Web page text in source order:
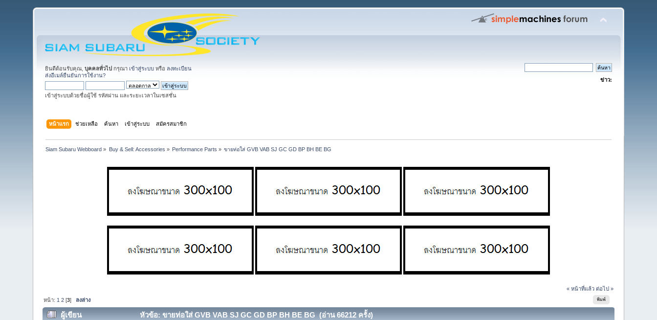
ยินดีต้อนรับคุณ,บุคคลทั่วไป กรุณา เข้าสู่ระบบ หรือ ลงทะเบียน
ส่งอีเมล์ยืนยันการใช้งาน?
เข้าสู่ระบบด้วยชื่อผู้ใช้ รหัสผ่าน และระยะเวลาในเซสชั่น
ข่าว:
หน้าแรก ช่วยเหลือ ค้นหา เข้าสู่ระบบ สมัครสมาชิก
Siam Subaru Webboard » Buy & Sell: Accessories » Performance Parts » ขายท่อใส่ GVB VAB SJ GC GD BP BH BE BG
« หน้าที่แล้ว ต่อไป »
พิมพ์
หน้า: 1 2 [3] ลงล่าง
ผู้เขียน หัวข้อ: ขายท่อใส่ GVB VAB SJ GC GD BP BH BE BG (อ่าน 66212 ครั้ง)